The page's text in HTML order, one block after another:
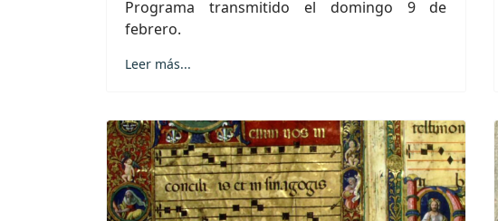
Programa transmitido el domingo 9 de
febrero.
Leer más...